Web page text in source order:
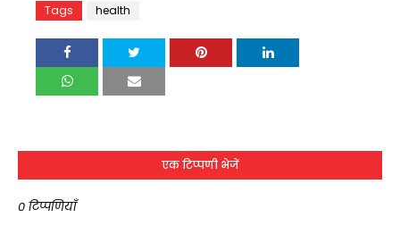
Tags health
एक टिप्पणी भेजें
0 टिप्पणियाँ